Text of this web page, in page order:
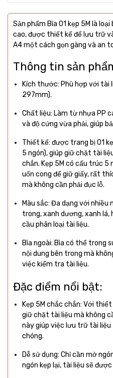
Sản phẩm Bìa 01 kẹp 5M là
cao, được thiết kế để lưu trữ
A4 một cách gọn gàng và an
Thông tin sản
Kích thước: Phù hợp với tài
297mm).
Chất liệu: Làm từ nhựa PP
và độ cứng vừa phải, giúp
Thiết kế: được trang bị 01
5 ngón), giúp giữ chặt tài
chắn. Kẹp 5M có cấu trúc 5
uốn cong để giữ giấy, rất
mà không cần phải đục lỗ.
Màu sắc: Đa dạng với
trong, xanh dương, xanh lá,
cầu phân loại tài liệu.
Bìa ngoài: Bìa có thể trong
nội dung bên trong mà
việc kiểm tra tài liệu.
Đặc điểm nổi bật:
Kẹp 5M chắc chắn: Với
giữ chặt tài liệu mà không
này giúp việc lưu trữ tài
chóng.
Dễ sử dụng: Chỉ cần mở
ngón kẹp lại, tài liệu sẽ